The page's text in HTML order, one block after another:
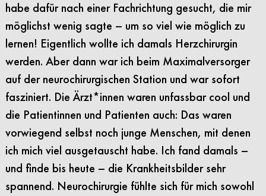
habe dafür nach einer Fachrichtung gesucht, die mir
möglichst wenig sagte – um so viel wie möglich zu
lernen! Eigentlich wollte ich damals Herzchirurgin
werden. Aber dann war ich beim Maximalversorger
auf der neurochirurgischen Station und war sofort
fasziniert. Die Ärzt*innen waren unfassbar cool und
die Patientinnen und Patienten auch: Das waren
vorwiegend selbst noch junge Menschen, mit denen
ich mich viel ausgetauscht habe. Ich fand damals –
und finde bis heute – die Krankheitsbilder sehr
spannend. Neurochirurgie fühlte sich für mich sowohl